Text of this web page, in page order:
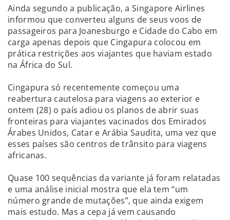
Ainda segundo a publicação, a Singapore Airlines
informou que converteu alguns de seus voos de
passageiros para Joanesburgo e Cidade do Cabo em
carga apenas depois que Cingapura colocou em
prática restrições aos viajantes que haviam estado
na África do Sul.
Cingapura só recentemente começou uma
reabertura cautelosa para viagens ao exterior e
ontem (28) o país adiou os planos de abrir suas
fronteiras para viajantes vacinados dos Emirados
Árabes Unidos, Catar e Arábia Saudita, uma vez que
esses países são centros de trânsito para viagens
africanas.
Quase 100 sequências da variante já foram relatadas
e uma análise inicial mostra que ela tem “um
número grande de mutações”, que ainda exigem
mais estudo. Mas a cepa já vem causando